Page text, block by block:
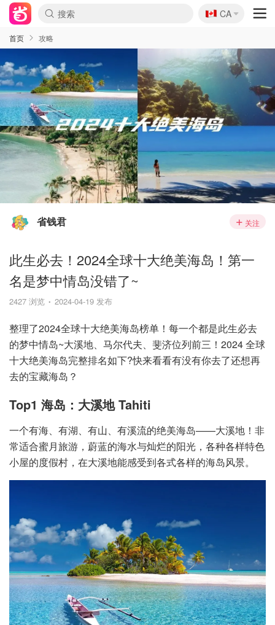
🇨🇦
CA
首页 攻略
省钱君 关注
此生必去！2024全球十大绝美海岛！第一
名是梦中情岛没错了~
2427 浏览 2024-04-19 发布
整理了2024全球十大绝美海岛榜单！每一个都是此生必去
的梦中情岛~大溪地、马尔代夫、斐济位列前三！2024 全球
十大绝美海岛完整排名如下?快来看看有没有你去了还想再
去的宝藏海岛？
Top1 海岛：大溪地 Tahiti
一个有海、有湖、有山、有溪流的绝美海岛——大溪地！非
常适合蜜月旅游，蔚蓝的海水与灿烂的阳光，各种各样特色
小屋的度假村，在大溪地能感受到各式各样的海岛风景。